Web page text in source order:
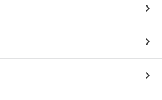
и надежности
модель проходит
на предмет исправной